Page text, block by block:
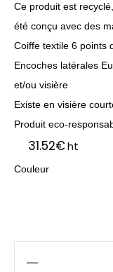
Ce produit est
été conçu avec des
Coiffe textile 6 points
Encoches latérales
et/ou visière
Existe en visière
Produit eco-
31.52€ht
Couleur